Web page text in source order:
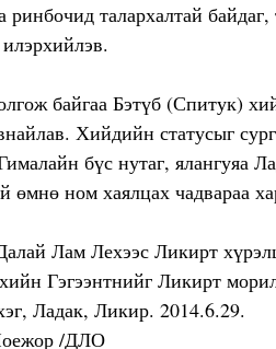
талархалтай
байгаа Бэтүб (Спитук)
Хийдийн статусыг
бүс нутаг, ялангуяа
өмнө ном хаялцах чадвараа
Гэгээнтнийг Ликирт
Ладак, Ликир. 2014.6.29.
/ДЛО